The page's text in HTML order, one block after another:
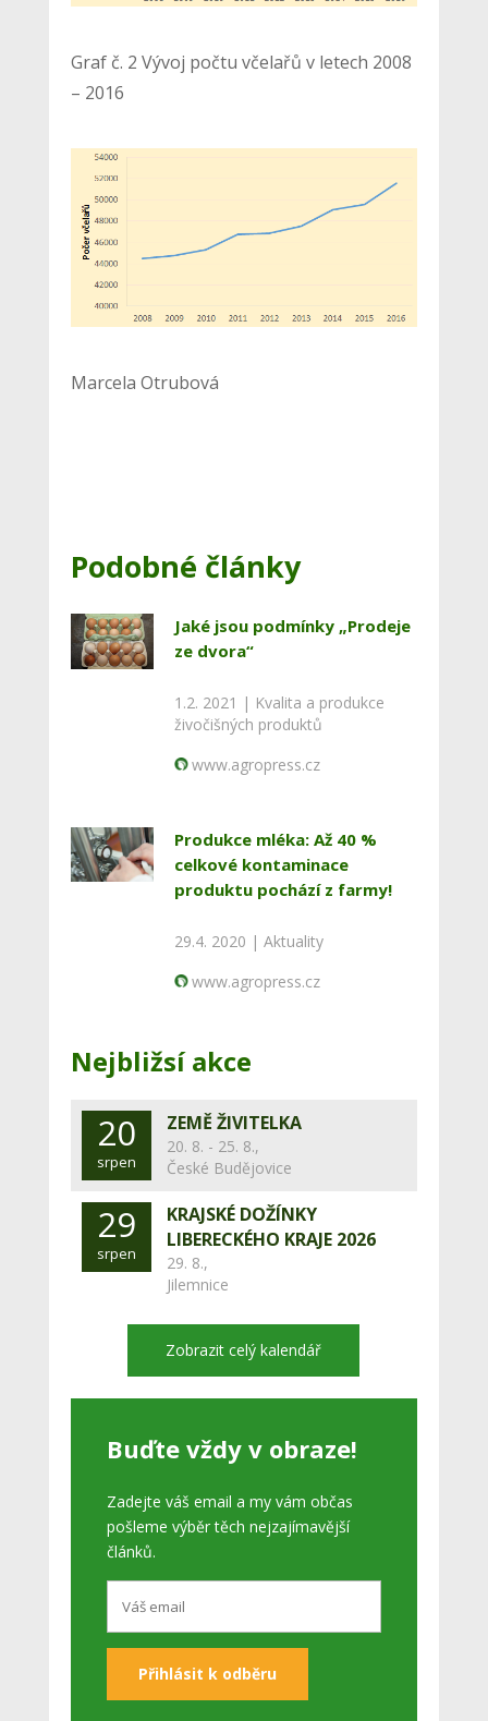
Graf č. 2 Vývoj počtu včelařů v letech 2008
– 2016
Marcela Otrubová
Podobné články
Jaké jsou podmínky „Prodeje
ze dvora“
1.2. 2021 | Kvalita a produkce
živočišných produktů
www.agropress.cz
Produkce mléka: Až 40 %
celkové kontaminace
produktu pochází z farmy!
29.4. 2020 | Aktuality
www.agropress.cz
Nejbližsí akce
20
srpen
ZEMĚ ŽIVITELKA
20. 8. - 25. 8.,
České Budějovice
29
srpen
KRAJSKÉ DOŽÍNKY
LIBERECKÉHO KRAJE 2026
29. 8.,
Jilemnice
Zobrazit celý kalendář
Buďte vždy v obraze!
Zadejte váš email a my vám občas
pošleme výběr těch nejzajímavější
článků.